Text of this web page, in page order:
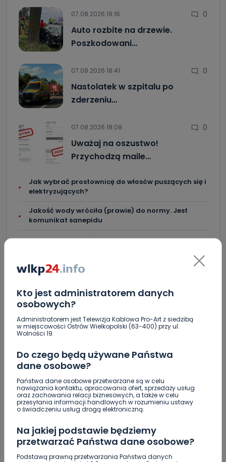
Kto jest administratorem danych
osobowych?
Administratorem jest Telewizja Kablowa Pro-Art z siedzibą
w miejscowości Ostrów Wielkopolski (63-400) przy ul.
Wolności 19.
Do czego będą używane Państwa
dane osobowe?
Państwa dane osobowe przetwarzane są w celu
nawiązania kontaktu, opracowania ofert, sprzedaży usług
oraz zachowania relacji biznesowych, a także w celu
przesyłania informacji handlowych w rozumieniu ustawy
o świadczeniu usług drogą elektroniczną.
Na jakiej podstawie będziemy
przetwarzać Państwa dane osobowe?
Podstawą prawną przetwarzania Państwa danych
07.08.2026 19:16 0
Auto rozbite na drzewie.
Poszkodowani…
07.08.2026 18:41 0
Nastolatek w szpitalu po
zderzeniu…
07.08.2026 18:08 0
Uważaj na oszustwo!
Przychodzą maile…
Jak wybrać prostownicę do włosów puszących się i
elektryzujących?
Jakość wody wróciła (prawie) do normy. Jest
komunikat sanepidu
Zatrzymany w Sośniach. Za połamane tablice
Nowe ustalenia w sprawie OZC. Kto spełnił warunki
przetargu, a kto próbował wrócić do gry?
Czy aquapark w Ostrowie powinien powstać?
Rozpoczęły się konsultacje
"Łącznik" w remoncie. Urząd miejski będzie
większy?
Ile jest klimy w szpitalu? Sprawdzamy w regionie
Więcej pieniędzy dla OSP w gminie Ostrów.
Centra wzmocniona i gotowa do gry. Chce
lepszego seoznu
na „Dziady”